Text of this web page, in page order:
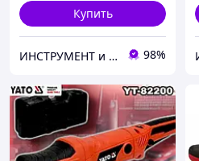
Купить
ИНСТРУМЕНТ и МЕТИЗЫ 98%